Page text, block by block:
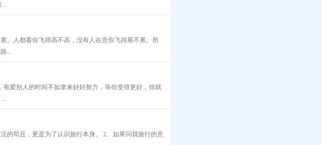
。人都看你飞得高不高，没有人在意你飞得累不累。所
...
爱别人的时间不如拿来好好努力，等你变得更好，你就
的苟且，更是为了认识旅行本身。 2、如果问我旅行的意